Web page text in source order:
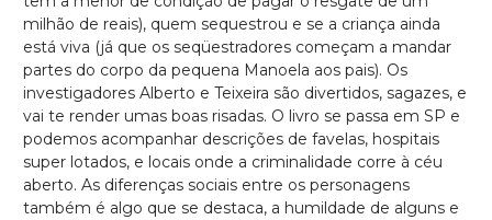
milhão de reais), quem sequestrou e se a criança ainda
está viva (já que os seqüestradores começam a mandar
partes do corpo da pequena Manoela aos pais). Os
investigadores Alberto e Teixeira são divertidos, sagazes, e
vai te render umas boas risadas. O livro se passa em SP e
podemos acompanhar descrições de favelas, hospitais
super lotados, e locais onde a criminalidade corre à céu
aberto. As diferenças sociais entre os personagens
também é algo que se destaca, a humildade de alguns e